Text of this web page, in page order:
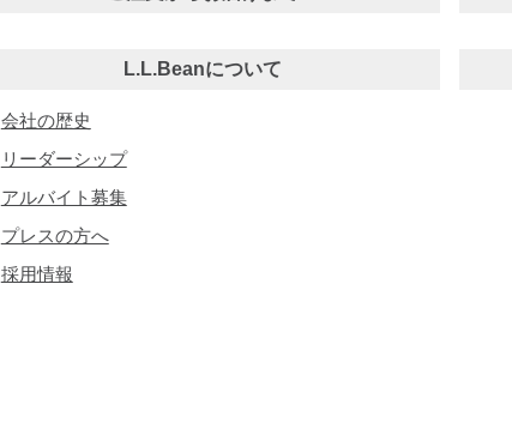
L.L.Beanについて
会社の歴史
リーダーシップ
アルバイト募集
プレスの方へ
採用情報